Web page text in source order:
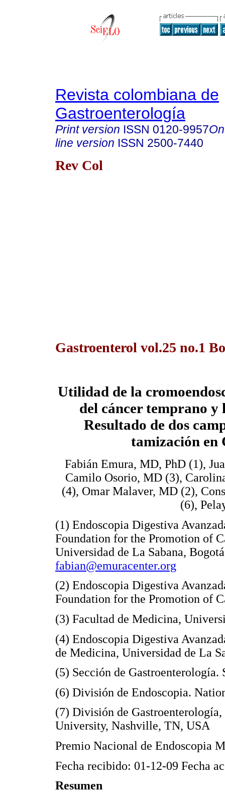
Revista colombiana de
Gastroenterología
Print version ISSN 0120-9957
line version ISSN 2500-7440
Rev Col
Gastroenterol vol.25 no.1
Utilidad de la
del cáncer temprano y
Resultado de dos
tamización en
Fabián Emura, MD, PhD (1),
Camilo Osorio, MD (3),
(4), Omar Malaver, MD (2),
(6),
(1) Endoscopia Digestiva
Foundation for the Promotion of
Universidad de La Sabana,
fabian@emuracenter.org
(2) Endoscopia Digestiva
Foundation for the Promotion of
(3) Facultad de Medicina,
(4) Endoscopia Digestiva
de Medicina, Universidad de La
(5) Sección de
(6) División de Endoscopia.
(7) División de
University, Nashville, TN, USA
Premio Nacional de Endoscopia
Fecha recibido: 01-12-09 Fecha
Resumen